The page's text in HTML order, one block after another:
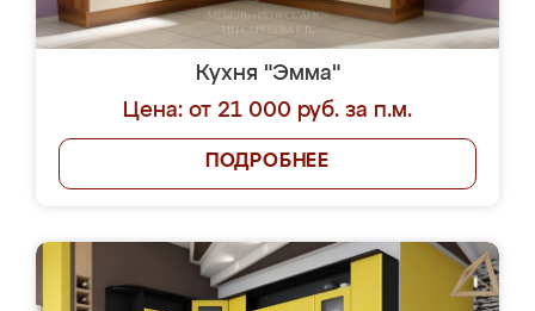
Кухня "Эмма"
Цена: от 21 000 руб. за п.м.
ПОДРОБНЕЕ